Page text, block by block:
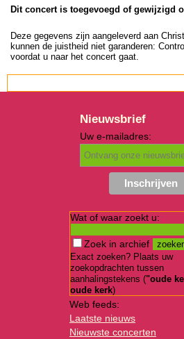
Dit concert is toegevoegd of gewijzigd
Deze gegevens zijn aangeleverd aan
kunnen de juistheid niet garanderen:
voordat u naar het concert gaat.
Nieuwsbrief
Uw e-mailadres:
Wat of waar zoekt u:
Zoek in archief
Exact zoeken? Plaats uw
zoekopdrachten tussen
aanhalingstekens ("oude
oude kerk)
Web feeds:
Laatste nieuws
Nieuwste concerten